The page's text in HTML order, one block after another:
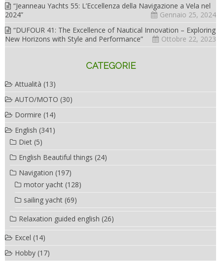
“Jeanneau Yachts 55: L’Eccellenza della Navigazione a Vela nel
2024”
Gennaio 25, 2024
“DUFOUR 41: The Excellence of Nautical Innovation – Exploring
New Horizons with Style and Performance”
Ottobre 22, 2023
CATEGORIE
Attualità (13)
AUTO/MOTO (30)
Dormire (14)
English (341)
Diet (5)
English Beautiful things (24)
Navigation (197)
motor yacht (128)
sailing yacht (69)
Relaxation guided english (26)
Excel (14)
Hobby (17)